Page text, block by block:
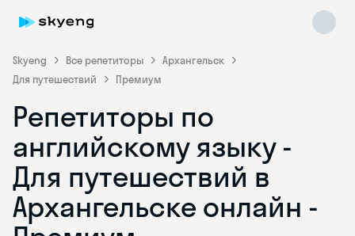
Skyeng Все репетиторы
Архангельск
Для путешествий
Премиум
Репетиторы по
английскому языку -
Для путешествий в
Архангельске онлайн -
Skyeng Chat